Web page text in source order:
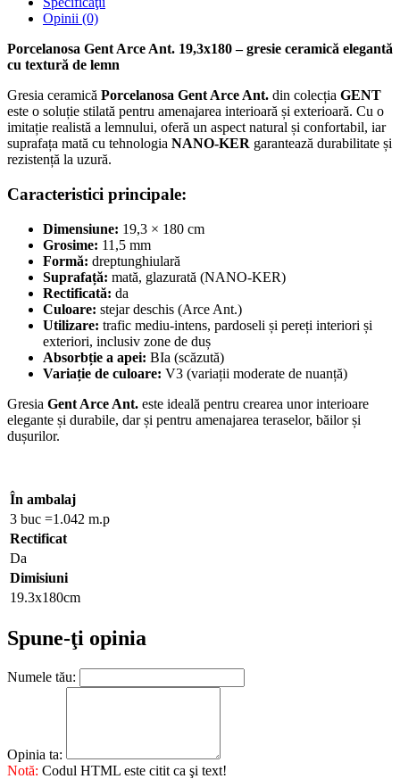
Opinii (0)
Porcelanosa Gent Arce Ant. 19,3x180 – gresie ceramică elegantă
cu textură de lemn
Gresia ceramică Porcelanosa Gent Arce Ant. din colecția GENT
este o soluție stilată pentru amenajarea interioară și exterioară. Cu o
imitație realistă a lemnului, oferă un aspect natural și confortabil, iar
suprafața mată cu tehnologia NANO-KER garantează durabilitate și
rezistență la uzură.
Caracteristici principale:
Dimensiune: 19,3 × 180 cm
Grosime: 11,5 mm
Formă: dreptunghiulară
Suprafață: mată, glazurată (NANO-KER)
Rectificată: da
Culoare: stejar deschis (Arce Ant.)
Utilizare: trafic mediu-intens, pardoseli și pereți interiori și
exteriori, inclusiv zone de duș
Absorbție a apei: BIa (scăzută)
Variație de culoare: V3 (variații moderate de nuanță)
Gresia Gent Arce Ant. este ideală pentru crearea unor interioare
elegante și durabile, dar și pentru amenajarea teraselor, băilor și
dușurilor.
În ambalaj
3 buc =1.042 m.p
Rectificat
Da
Dimisiuni
19.3х180cm
Spune-ţi opinia
Numele tău:
Opinia ta:
Notă: Codul HTML este citit ca şi text!